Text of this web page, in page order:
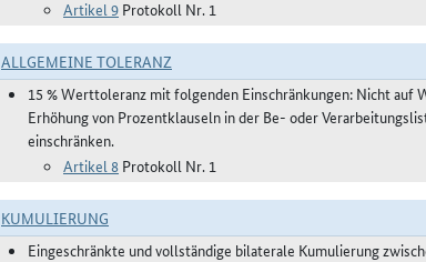
Artikel 9 Protokoll Nr. 1
ALLGEMEINE TOLERANZ
15 % Werttoleranz mit folgenden Einschränkungen: Nicht auf
Erhöhung von Prozentklauseln in der Be- oder
einschränken.
Artikel 8 Protokoll Nr. 1
KUMULIERUNG
Eingeschränkte und vollständige bilaterale Kumulierung